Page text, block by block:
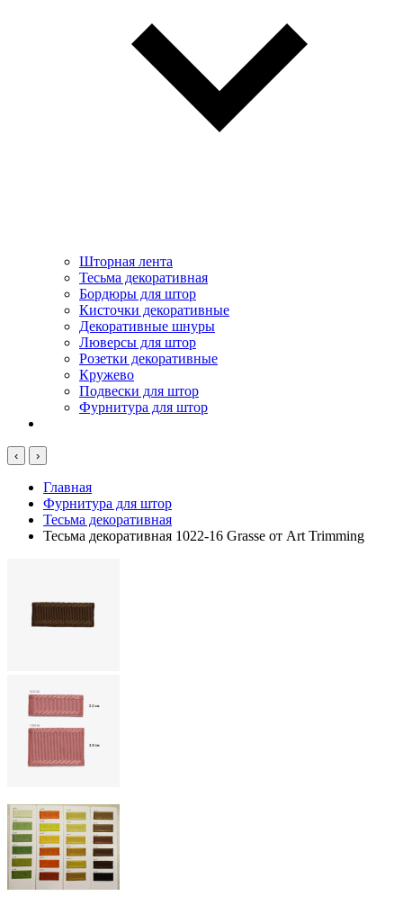
Шторная лента
Тесьма декоративная
Бордюры для штор
Кисточки декоративные
Декоративные шнуры
Люверсы для штор
Розетки декоративные
Кружево
Подвески для штор
Фурнитура для штор
‹ ›
Главная
Фурнитура для штор
Тесьма декоративная
Тесьма декоративная 1022-16 Grasse от Art Trimming